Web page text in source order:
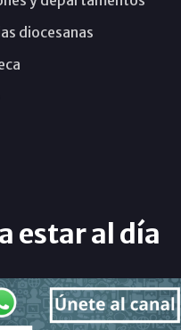
diocesanas
estar al día